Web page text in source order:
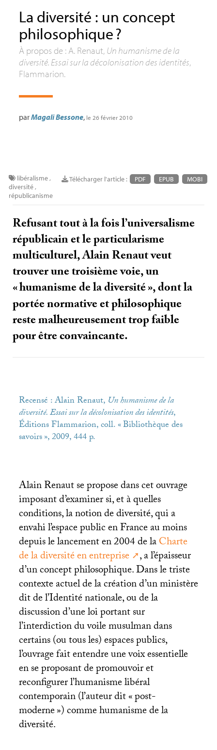
La diversité : un concept
philosophique?
À propos de : A. Renaut, Un humanisme de la
diversité. Essai sur la décolonisation des identités,
Flammarion.
parMagali Bessone, le 26 février 2010
Télécharger l'article : PDF EPUB MOBI
libéralisme,
diversité,
républicanisme
Refusant tout à la fois l’universalisme
républicain et le particularisme
multiculturel, Alain Renaut veut
trouver une troisième voie, un
«humanisme de la diversité», dont la
portée normative et philosophique
reste malheureusement trop faible
pour être convaincante.
Recensé : Alain Renaut, Un humanisme de la
diversité. Essai sur la décolonisation des identités,
Éditions Flammarion, coll. «Bibliothèque des
savoirs», 2009, 444 p.
Alain Renaut se propose dans cet ouvrage
imposant d’examiner si, et à quelles
conditions, la notion de diversité, qui a
envahi l’espace public en France au moins
depuis le lancement en 2004 de laCharte
de la diversité en entreprise
, a l’épaisseur
d’un concept philosophique. Dans le triste
contexte actuel de la création d’un ministère
dit de l’Identité nationale, ou de la
discussion d’une loi portant sur
l’interdiction du voile musulman dans
certains (ou tous les) espaces publics,
l’ouvrage fait entendre une voix essentielle
en se proposant de promouvoir et
reconfigurer l’humanisme libéral
contemporain (l’auteur dit «post-
moderne») comme humanisme de la
diversité.